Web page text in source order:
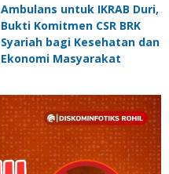
Ambulans untuk IKRAB Duri,
Bukti Komitmen CSR BRK
Syariah bagi Kesehatan dan
Ekonomi Masyarakat